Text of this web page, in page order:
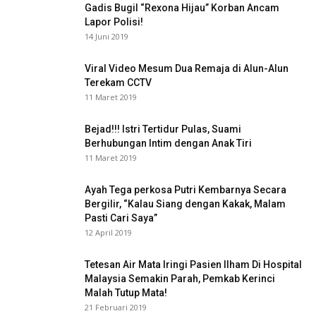
Gadis Bugil “Rexona Hijau” Korban Ancam
Lapor Polisi!
14 Juni 2019
Viral Video Mesum Dua Remaja di Alun-Alun
Terekam CCTV
11 Maret 2019
Bejad!!! Istri Tertidur Pulas, Suami
Berhubungan Intim dengan Anak Tiri
11 Maret 2019
Ayah Tega perkosa Putri Kembarnya Secara
Bergilir, “Kalau Siang dengan Kakak, Malam
Pasti Cari Saya”
12 April 2019
Tetesan Air Mata Iringi Pasien Ilham Di Hospital
Malaysia Semakin Parah, Pemkab Kerinci
Malah Tutup Mata!
21 Februari 2019